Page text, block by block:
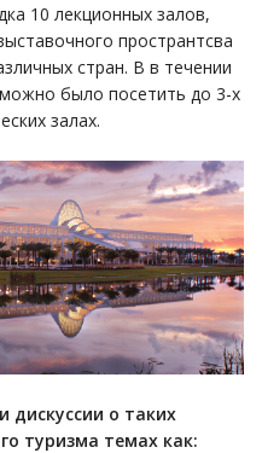
10 лекционных залов,
пространтсва
стран. В в течении
было посетить до 3-х
залах.
дискуссии о таких
туризма темах как: